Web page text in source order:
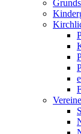
Vereine